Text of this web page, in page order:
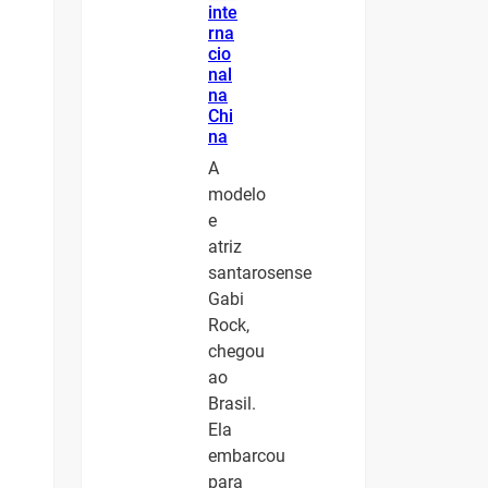
inte
rna
cio
nal
na
Chi
na
A
modelo
e
atriz
santarosense
Gabi
Rock,
chegou
ao
Brasil.
Ela
embarcou
para